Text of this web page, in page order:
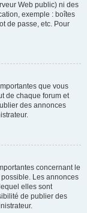
Web public) ni des
exemple : boîtes
de passe, etc. Pour
que vous
de chaque forum et
des annonces
concernant le
Les annonces
elles sont
de publier des